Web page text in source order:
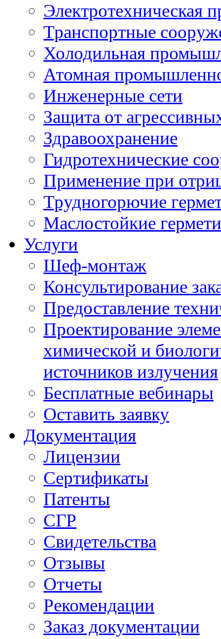
Электротехническая
Транспортные
Холодильная
Атомная
Инженерные сети
Защита от
Здравоохранение
Гидротехнические
Применение при
Трудногорючие
Маслостойкие
Услуги
Шеф-монтаж
Консультирование
Предоставление
Проектирование
химической и
источников излучения
Бесплатные вебинары
Оставить заявку
Документация
Лицензии
Сертификаты
Патенты
СГР
Свидетельства
Отзывы
Отчеты
Рекомендации
Заказ документации